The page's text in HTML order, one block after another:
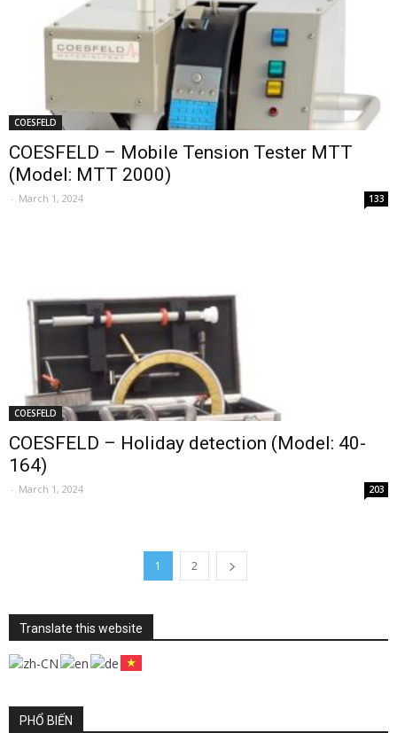
COESFELD
COESFELD – Mobile Tension Tester MTT
(Model: MTT 2000)
- March 1, 2024 133
COESFELD
COESFELD – Holiday detection (Model: 40-
164)
- March 1, 2024 203
1 2
Translate this website
PHỔ BIẾN